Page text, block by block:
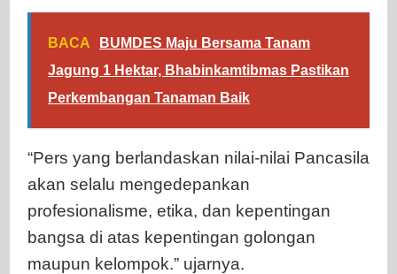
BACA
BUMDES Maju Bersama Tanam
Jagung 1 Hektar, Bhabinkamtibmas Pastikan
Perkembangan Tanaman Baik
“Pers yang berlandaskan nilai-nilai Pancasila
akan selalu mengedepankan
profesionalisme, etika, dan kepentingan
bangsa di atas kepentingan golongan
maupun kelompok.” ujarnya.